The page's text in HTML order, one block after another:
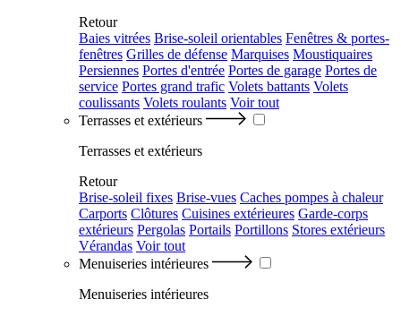
Retour
Baies vitrées Brise-soleil orientables Fenêtres & portes-
fenêtres Grilles de défense Marquises Moustiquaires
Persiennes Portes d'entrée Portes de garage Portes de
service Portes grand trafic Volets battants Volets
coulissants Volets roulants Voir tout
Terrasses et extérieurs
Terrasses et extérieurs
Retour
Brise-soleil fixes Brise-vues Caches pompes à chaleur
Carports Clôtures Cuisines extérieures Garde-corps
extérieurs Pergolas Portails Portillons Stores extérieurs
Vérandas Voir tout
Menuiseries intérieures
Menuiseries intérieures